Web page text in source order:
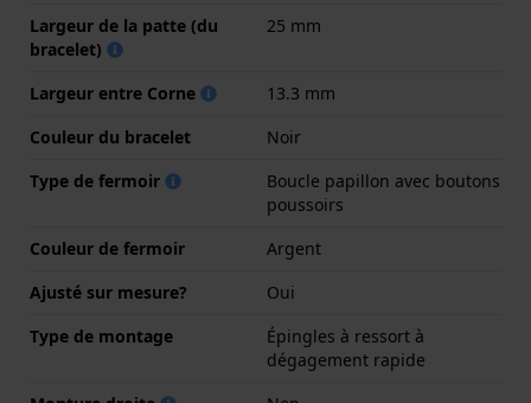
Largeur de la patte (du
bracelet)
25 mm
Largeur entre Corne
13.3 mm
Couleur du bracelet
Noir
Type de fermoir
Boucle papillon avec boutons
poussoirs
Couleur de fermoir
Argent
Ajusté sur mesure?
Oui
Type de montage
Épingles à ressort à
dégagement rapide